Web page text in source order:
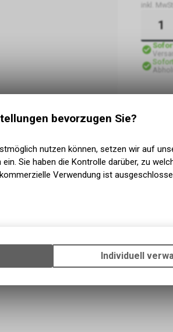
inkl.
bevorzugen Sie?
nutzen können, setzen wir auf
Sie haben die Kontrolle darüber, zu
Verwendung ist
Funktionen unseres Online-
zu ermöglichen. Bitte beachten Sie,
Individuell